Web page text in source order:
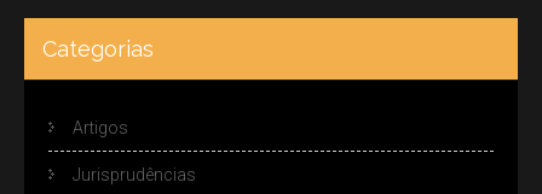
Categorias
Artigos
Jurisprudências